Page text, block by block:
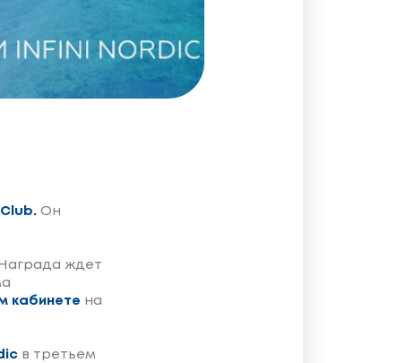
Он
ждет
кабинете на
в третьем